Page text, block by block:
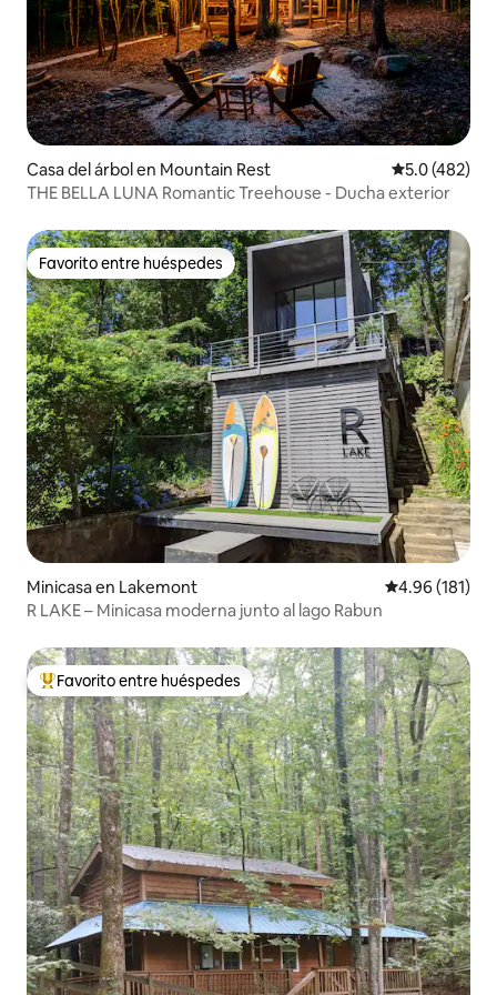
Casa del árbol en Mountain Rest Calificación
5.0 (482)
THE BELLA LUNA Romantic Treehouse - Ducha exterior
Favorito entre huéspedes
Favorito entre huéspedes
Minicasa en Lakemont Calificación
4.96 (181)
R LAKE – Minicasa moderna junto al lago Rabun
Favorito entre huéspedes preferido
Favorito entre huéspedes